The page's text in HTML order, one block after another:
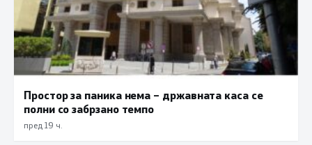
Простор за паника нема – државната каса се
полни со забрзано темпо
пред 19 ч.